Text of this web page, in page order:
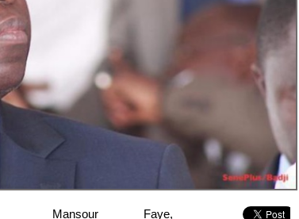
Mansour Faye,